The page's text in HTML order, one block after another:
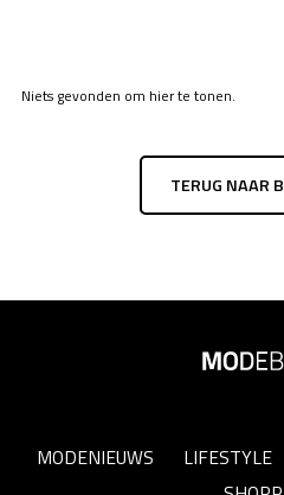
Niets gevonden om hier te tonen.
TERUG NAAR
MODENIEUWS LIFESTYLE